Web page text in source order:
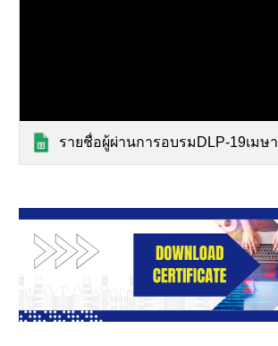
รายชื่อผู้ผ่านการอบรมDLP-19เมษ